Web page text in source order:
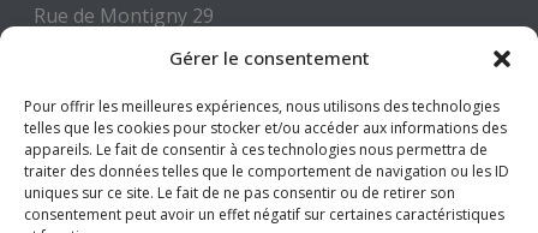
Gérer le consentement
Pour offrir les meilleures expériences, nous utilisons des technologies
telles que les cookies pour stocker et/ou accéder aux informations des
appareils. Le fait de consentir à ces technologies nous permettra de
traiter des données telles que le comportement de navigation ou les ID
uniques sur ce site. Le fait de ne pas consentir ou de retirer son
consentement peut avoir un effet négatif sur certaines caractéristiques
Rue de Montigny 29
6000 CHARLEROI
Tél: +32 71 300 300
Mail: info@espace-environnement.be
TVA BE 0416.116.340